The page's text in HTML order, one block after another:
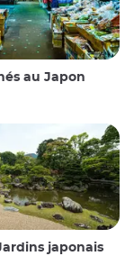
au Japon
japonais